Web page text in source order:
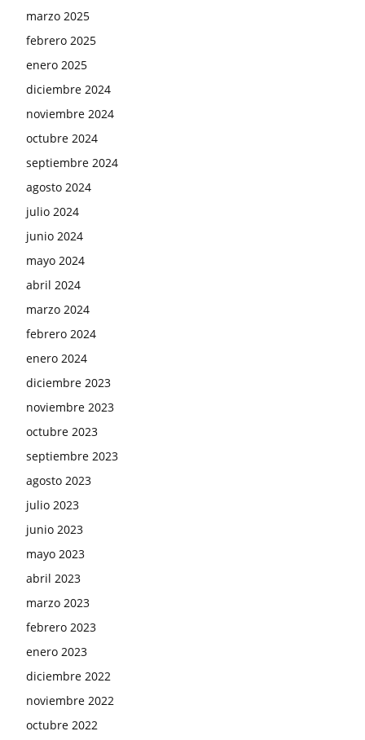
marzo 2025
febrero 2025
enero 2025
diciembre 2024
noviembre 2024
octubre 2024
septiembre 2024
agosto 2024
julio 2024
junio 2024
mayo 2024
abril 2024
marzo 2024
febrero 2024
enero 2024
diciembre 2023
noviembre 2023
octubre 2023
septiembre 2023
agosto 2023
julio 2023
junio 2023
mayo 2023
abril 2023
marzo 2023
febrero 2023
enero 2023
diciembre 2022
noviembre 2022
octubre 2022